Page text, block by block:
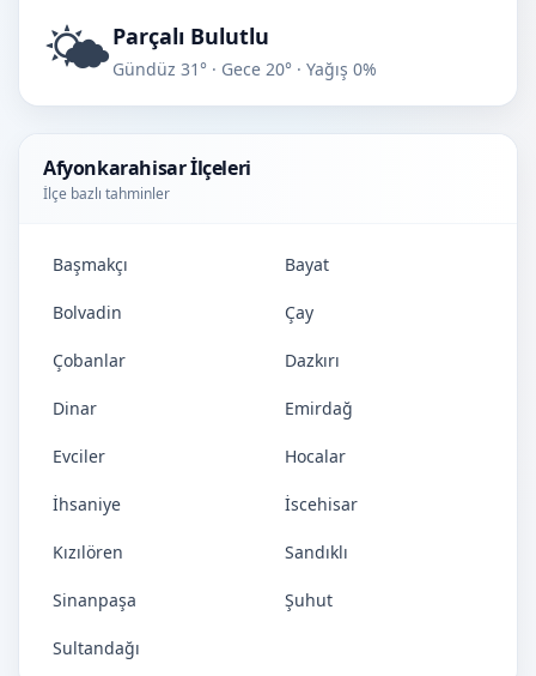
🌤️Parçalı Bulutlu
Gündüz 31° · Gece 20° · Yağış 0%
Afyonkarahisar İlçeleri
İlçe bazlı tahminler
Başmakçı Bayat
Bolvadin Çay
Çobanlar Dazkırı
Dinar Emirdağ
Evciler Hocalar
İhsaniye İscehisar
Kızılören Sandıklı
Sinanpaşa Şuhut
Sultandağı